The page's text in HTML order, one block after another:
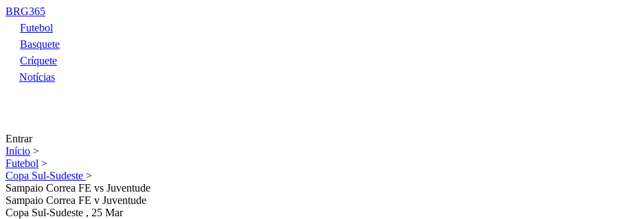
BRG365
Futebol
Basquete
Críquete
Notícias
Entrar
Início >
Futebol >
Copa Sul-Sudeste >
Sampaio Correa FE vs Juventude
Sampaio Correa FE v Juventude
Copa Sul-Sudeste , 25 Mar